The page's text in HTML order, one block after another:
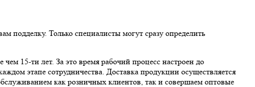
подделку. Только специалисты могут сразу определить
15-ти лет. За это время рабочий процесс настроен до
этапе сотрудничества. Доставка продукции осуществляется
как розничных клиентов, так и совершаем оптовые